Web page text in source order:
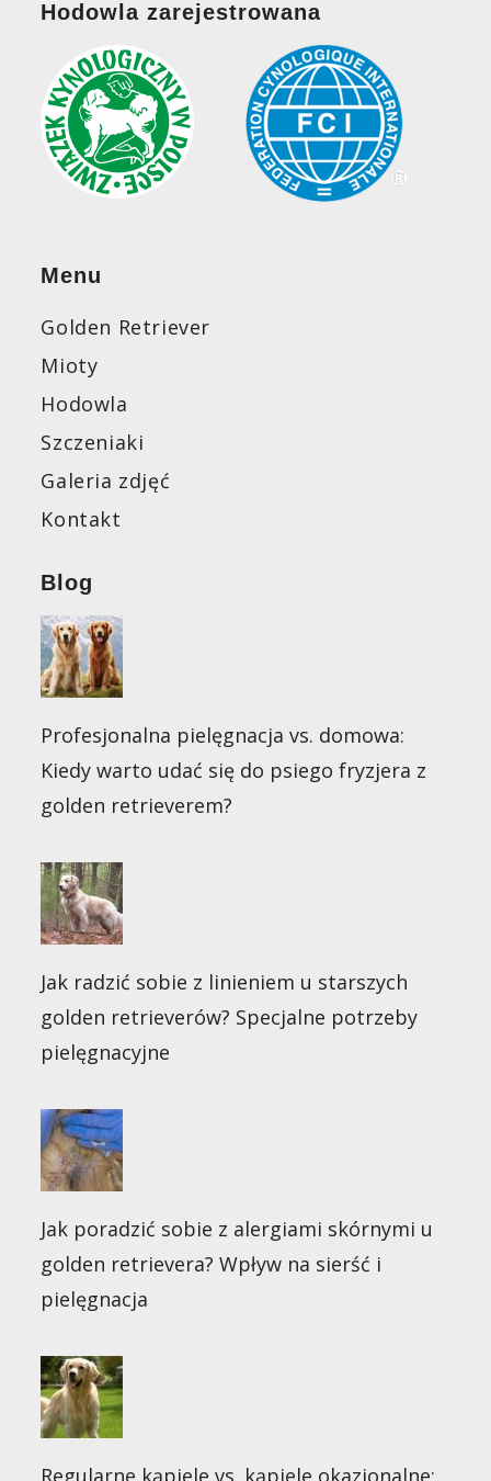
Hodowla zarejestrowana
Menu
Golden Retriever
Mioty
Hodowla
Szczeniaki
Galeria zdjęć
Kontakt
Blog
Profesjonalna pielęgnacja vs. domowa:
Kiedy warto udać się do psiego fryzjera z
golden retrieverem?
Jak radzić sobie z linieniem u starszych
golden retrieverów? Specjalne potrzeby
pielęgnacyjne
Jak poradzić sobie z alergiami skórnymi u
golden retrievera? Wpływ na sierść i
pielęgnacja
Regularne kąpiele vs. kąpiele okazjonalne: